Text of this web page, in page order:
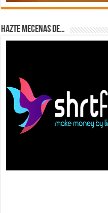
Hazte Mecenas de…